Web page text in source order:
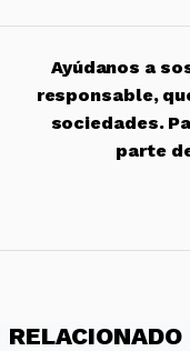
Ayúdanos a
responsable,
sociedades.
parte
RELACIONADO